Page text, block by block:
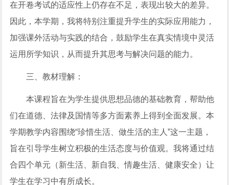
在开卷考试的适应性上仍存在不足，表现出较大的差异。
因此，本学期，我将特别注重提升学生的实际应用能力，
加强课外活动与实践的结合，鼓励学生在真实情境中灵活
运用所学知识，从而提升其思考与解决问题的能力。
三、教材理解：
本课程旨在为学生提供思想品德的基础教育，帮助他
们在道德、法律及国情等多方面素养上得到全面发展。本
学期教学内容围绕“珍惜生活、做生活的主人”这一主题，
旨在引导学生树立积极的生活态度与价值观。我将通过结
合四个单元（新生活、新自我、情趣生活、健康安全）让
学生在学习中有所成长。